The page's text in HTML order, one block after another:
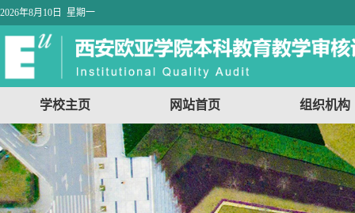
2026年8月10日 星期一
学校主页 网站首页 组织机构